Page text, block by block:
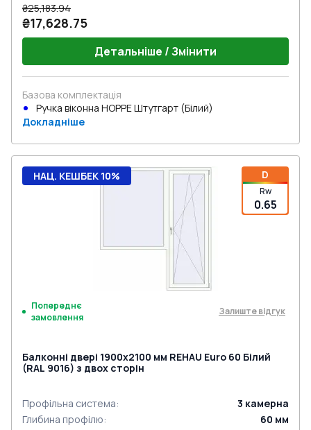
₴25,183.94
₴17,628.75
Детальніше / Змінити
Базова комплектація
Ручка віконна HOPPE Штутгарт (Білий)
Докладніше
D
Rw
0.65
НАЦ. КЕШБЕК 10%
Попереднє
замовлення
Залиште відгук
Балконні двері 1900x2100 мм REHAU Euro 60 Білий
(RAL 9016) з двох сторін
Профільна система: 3 камерна
Глибина профілю: 60 мм